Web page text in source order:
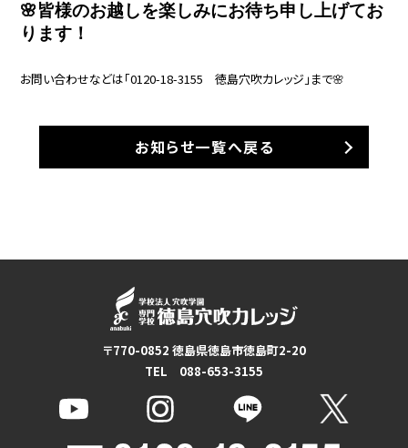
🌸皆様のお越しを楽しみにお待ち申し上げてお
ります！
お問い合わせなどは「0120-18-3155　徳島穴吹カレッジ」まで🌸
お知らせ一覧へ戻る
〒770-0852 徳島県徳島市徳島町2-20
TEL 088-653-3155